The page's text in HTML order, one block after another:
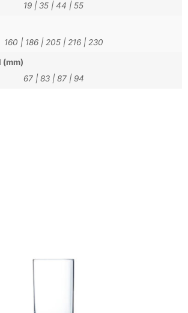
19 | 35 | 44 | 55
160 | 186| 205| 216| 230
(mm)
67| 83| 87| 94